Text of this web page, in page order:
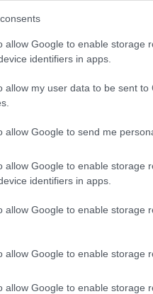
allow Google to enable storage
identifiers in apps.
allow my user data to be sent
allow Google to send me
allow Google to enable storage
identifiers in apps.
allow Google to enable storage
allow Google to enable storage
allow Google to enable storage
Ρωσίας για τους
7/08/2026 - 10:11μμ
και τη γιαγιά του πριν
7/08/2026 - 3:26μμ